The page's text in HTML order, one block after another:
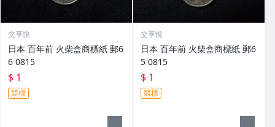
交享悅
日本 百年前 火柴盒商標紙 郵6
6 0815
$ 1
競標
交享悅
日本 百年前 火柴盒商標紙 郵6
5 0815
$ 1
競標